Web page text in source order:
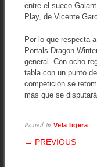
entre el sueco
Play, de Vicente
Por lo que respecta
Portals Dragon
general. Con ocho
tabla con un punto
competición se
más que se
Posted inVela ligera |
POST
← PREVIOUS